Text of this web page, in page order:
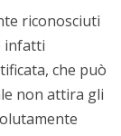
riconosciuti
infatti
che può
non attira gli